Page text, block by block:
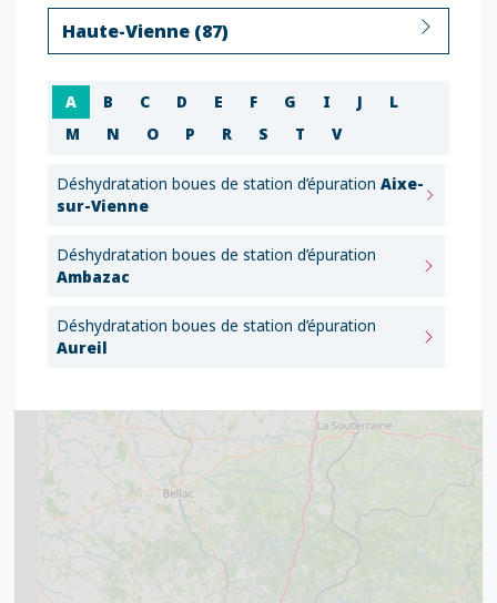
Haute-Vienne (87)
A B C D E F G I J
L
M
N O P R S T V
Déshydratation boues de station d’épuration Aixe-
sur-Vienne
Déshydratation boues de station d’épuration
Ambazac
Déshydratation boues de station d’épuration
Aureil
2
2
8
11